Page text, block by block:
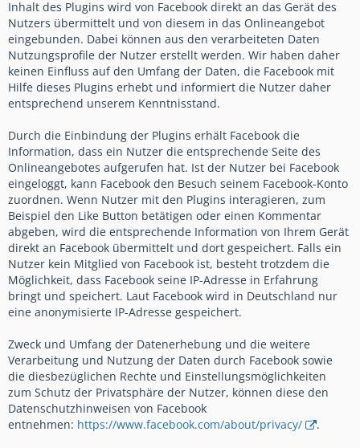
Inhalt des Plugins wird von Facebook direkt an das Gerät des
Nutzers übermittelt und von diesem in das Onlineangebot
eingebunden. Dabei können aus den verarbeiteten Daten
Nutzungsprofile der Nutzer erstellt werden. Wir haben daher
keinen Einfluss auf den Umfang der Daten, die Facebook mit
Hilfe dieses Plugins erhebt und informiert die Nutzer daher
entsprechend unserem Kenntnisstand.
Durch die Einbindung der Plugins erhält Facebook die
Information, dass ein Nutzer die entsprechende Seite des
Onlineangebotes aufgerufen hat. Ist der Nutzer bei Facebook
eingeloggt, kann Facebook den Besuch seinem Facebook-Konto
zuordnen. Wenn Nutzer mit den Plugins interagieren, zum
Beispiel den Like Button betätigen oder einen Kommentar
abgeben, wird die entsprechende Information von Ihrem Gerät
direkt an Facebook übermittelt und dort gespeichert. Falls ein
Nutzer kein Mitglied von Facebook ist, besteht trotzdem die
Möglichkeit, dass Facebook seine IP-Adresse in Erfahrung
bringt und speichert. Laut Facebook wird in Deutschland nur
eine anonymisierte IP-Adresse gespeichert.
Zweck und Umfang der Datenerhebung und die weitere
Verarbeitung und Nutzung der Daten durch Facebook sowie
die diesbezüglichen Rechte und Einstellungsmöglichkeiten
zum Schutz der Privatsphäre der Nutzer, können diese den
Datenschutzhinweisen von Facebook
entnehmen: https://www.facebook.com/about/privacy/ .